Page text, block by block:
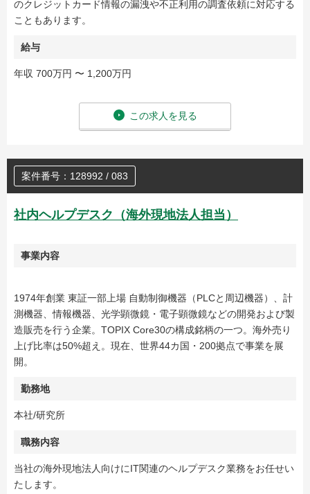
のクレジットカード情報の漏洩や不正利用の調査依頼に対応する
こともあります。
給与
年収 700万円 〜 1,200万円
この求人を見る
案件番号：128992 / 083
社内ヘルプデスク（海外現地法人担当）
事業内容
1974年創業 東証一部上場 自動制御機器（PLCと周辺機器）、計
測機器、情報機器、光学顕微鏡・電子顕微鏡などの開発および製
造販売を行う企業。TOPIX Core30の構成銘柄の一つ。海外売り
上げ比率は50%超え。現在、世界44カ国・200拠点で事業を展
開。
勤務地
本社/研究所
職務内容
当社の海外現地法人向けにIT関連のヘルプデスク業務をお任せい
たします。